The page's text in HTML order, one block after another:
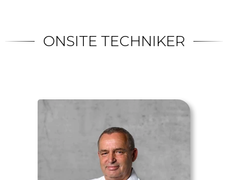
ONSITE TECHNIKER